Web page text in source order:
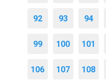
92 93 94
99 100 101
106 107 108